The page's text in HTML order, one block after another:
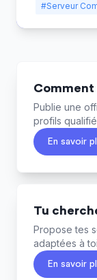
#Serveur
Comment
Publie une
profils
En savoir
Tu
Propose tes
adaptées à
En savoir